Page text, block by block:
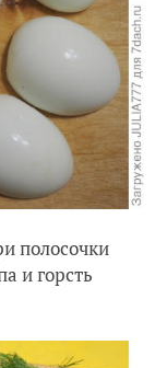
полосочки
и горсть